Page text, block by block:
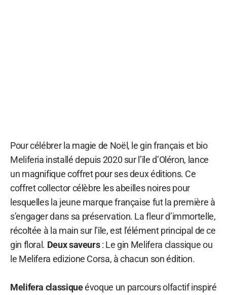
Pour célébrer la magie de Noël, le gin français et bio
Meliferia installé depuis 2020 sur l’île d’Oléron, lance
un magnifique coffret pour ses deux éditions. Ce
coffret collector célèbre les abeilles noires pour
lesquelles la jeune marque française fut la première à
s’engager dans sa préservation. La fleur d’immortelle,
récoltée à la main sur l’île, est l'élément principal de ce
gin floral. Deux saveurs: Le gin Melifera classique ou
le Melifera edizione Corsa, à chacun son édition.
Melifera classiqueévoque un parcours olfactif inspiré